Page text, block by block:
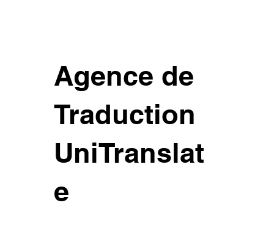
Agence de
Traduction
UniTranslat
e